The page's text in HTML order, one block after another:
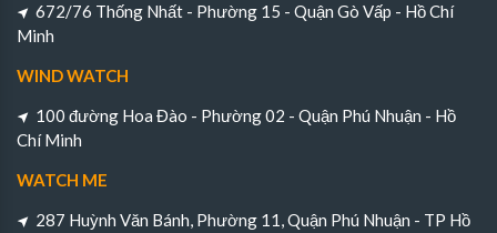
672/76 Thống Nhất - Phường 15 - Quận Gò Vấp - Hồ Chí
Minh
WIND WATCH
100 đường Hoa Đào - Phường 02 - Quận Phú Nhuận - Hồ
Chí Minh
WATCH ME
287 Huỳnh Văn Bánh, Phường 11, Quận Phú Nhuận - TP Hồ